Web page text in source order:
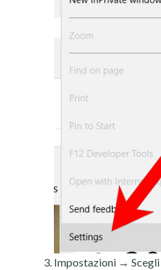
Impostazioni → Scegli